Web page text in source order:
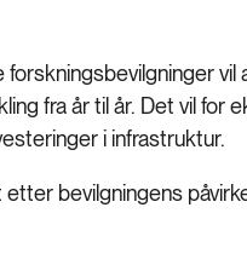
vil
fra år til år. Det vil for
i infrastruktur.
bevilgningens